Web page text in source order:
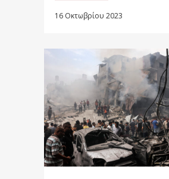
16 Οκτωβρίου 2023